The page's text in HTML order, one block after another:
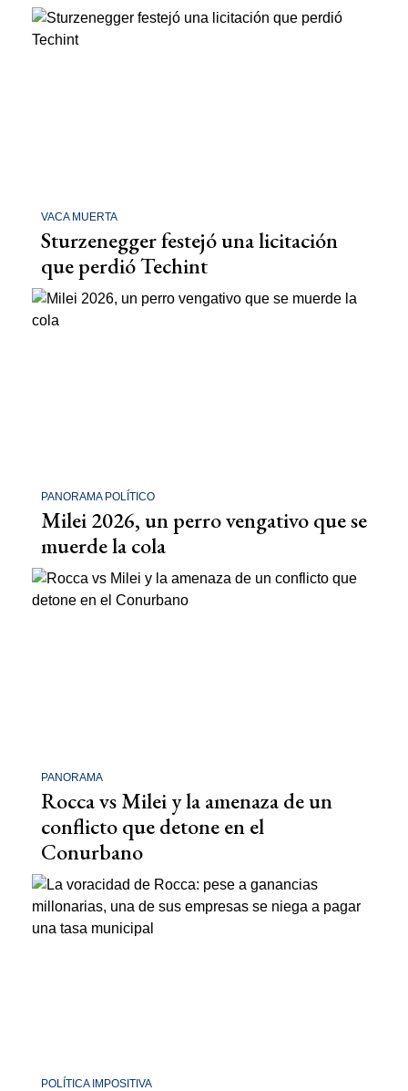
VACA MUERTA
Sturzenegger festejó una licitación
que perdió Techint
PANORAMA POLÍTICO
Milei 2026, un perro vengativo que se
muerde la cola
PANORAMA
Rocca vs Milei y la amenaza de un
conflicto que detone en el
Conurbano
POLÍTICA IMPOSITIVA